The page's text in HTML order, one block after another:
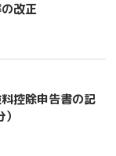
改正
控除申告書の記